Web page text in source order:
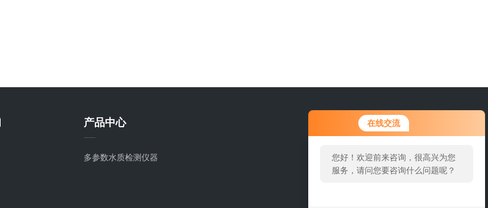
在线交流
您好！欢迎前来咨询，很高兴为您
服务，请问您要咨询什么问题呢？
产品中心
多参数水质检测仪器